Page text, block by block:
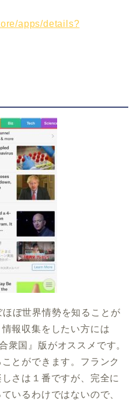
apps/details?
ぼ世界情勢を知ることが
報収集をしたい方には
衆国』版がオススメです。
とができます。フランク
さは１番ですが、完全に
いるわけではないので、